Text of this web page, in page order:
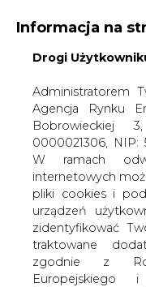
WYDAWCA
WYSOKI KONTRAST
Informacja na
Drogi
Administratorem
Agencja Rynku
Bobrowieckiej
0000021306, NIP:
W ramach
internetowych
pliki cookies i
urządzeń
zidentyfikować
traktowane
zgodnie z
Europejskiego